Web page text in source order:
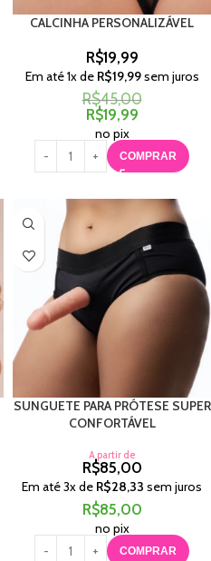
CALCINHA PERSONALIZÁVEL
R$19,99
Em até1x de R$19,99sem juros
R$45,00
R$19,99
no pix
COMPRAR
SUNGUETE PARA PRÓTESE SUPER
CONFORTÁVEL
A partir de
R$85,00
Em até3x de R$28,33 sem juros
R$85,00
no pix
COMPRAR